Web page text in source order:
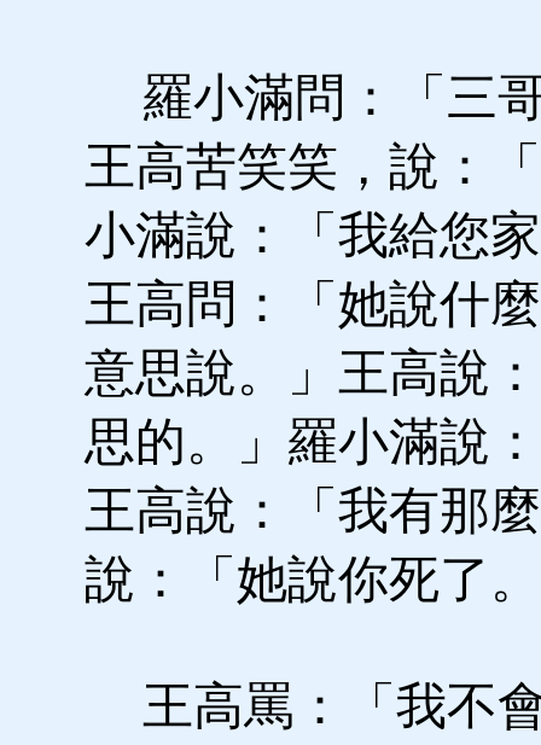
羅小滿問：「三
王高苦笑笑，說：
小滿說：「我給您
王高問：「她說什
意思說。」王高說
思的。」羅小滿說
王高說：「我有那
說：「她說你死了
王高罵：「我不